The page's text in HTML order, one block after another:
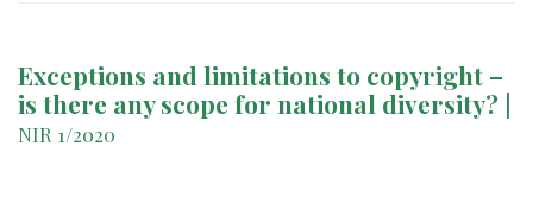
Exceptions and limitations to copyright –
is there any scope for national diversity? |
NIR 1/2020